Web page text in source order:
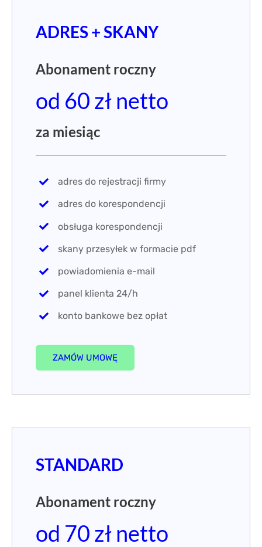
ADRES + SKANY
Abonament roczny
od 60złnetto
za miesiąc
adres do rejestracji firmy
adres do korespondencji
obsługa korespondencji
skany przesyłek w formacie pdf
powiadomienia e-mail
panel klienta 24/h
konto bankowe bez opłat
ZAMÓW UMOWĘ
STANDARD
Abonament roczny
od 70 zł netto